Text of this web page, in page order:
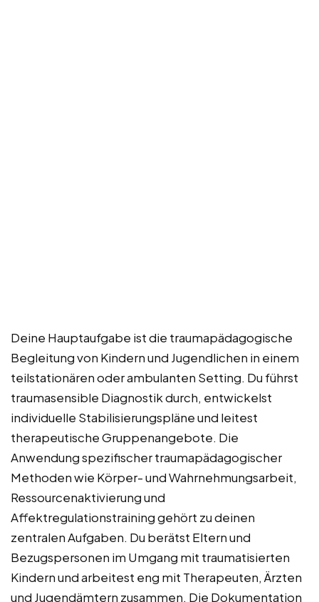
Deine Hauptaufgabe ist die traumapädagogische
Begleitung von Kindern und Jugendlichen in einem
teilstationären oder ambulanten Setting. Du führst
traumasensible Diagnostik durch, entwickelst
individuelle Stabilisierungspläne und leitest
therapeutische Gruppenangebote. Die
Anwendung spezifischer traumapädagogischer
Methoden wie Körper- und Wahrnehmungsarbeit,
Ressourcenaktivierung und
Affektregulationstraining gehört zu deinen
zentralen Aufgaben. Du berätst Eltern und
Bezugspersonen im Umgang mit traumatisierten
Kindern und arbeitest eng mit Therapeuten, Ärzten
und Jugendämtern zusammen. Die Dokumentation